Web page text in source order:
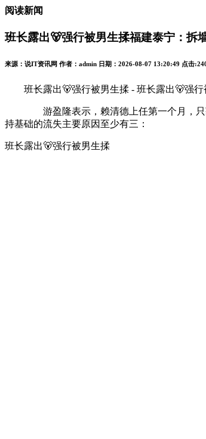
阅读新闻
班长露出🐻强行被男生揉福建泰宁：拆
来源：说IT资讯网 作者：admin 日期：2026-08-07 13:20:49 点击:
班长露出🐻强行被男生揉 - 班长露出🐻强行
游盈隆表示，赖清德上任第一个月，只获不
持基础的流失主要原因至少有三：
班长露出🐻强行被男生揉